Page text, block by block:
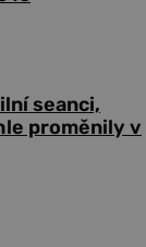
seanci,
proměnily v